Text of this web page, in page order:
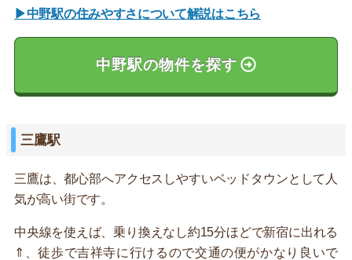
▶中野駅の住みやすさについて解説はこちら
中野駅の物件を探す
三鷹駅
三鷹は、都心部へアクセスしやすいベッドタウンとして人
気が高い街です。
中央線を使えば、乗り換えなし約15分ほどで新宿に出れる
⇑、徒歩で吉祥寺に行けるので交通の便がかなり良いで